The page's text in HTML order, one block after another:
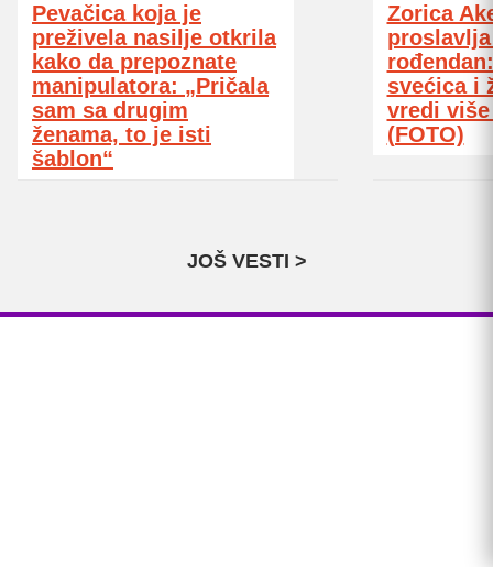
Pevačica koja je
preživela nasilje otkrila
kako da prepoznate
manipulatora: „Pričala
sam sa drugim
ženama, to je isti
šablon“
Zorica
svećica i
vredi
(FOTO)
JOŠ VESTI >